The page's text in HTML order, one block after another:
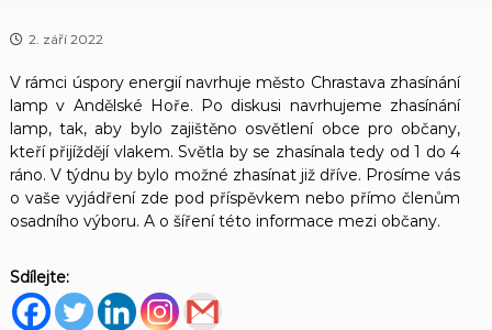
2. září 2022
V rámci úspory energií navrhuje město Chrastava zhasínání
lamp v Andělské Hoře. Po diskusi navrhujeme zhasínání
lamp, tak, aby bylo zajištěno osvětlení obce pro občany,
kteří přijíždějí vlakem. Světla by se zhasínala tedy od 1 do 4
ráno. V týdnu by bylo možné zhasínat již dříve. Prosíme vás
o vaše vyjádření zde pod příspěvkem nebo přímo členům
osadního výboru. A o šíření této informace mezi občany.
Sdílejte: